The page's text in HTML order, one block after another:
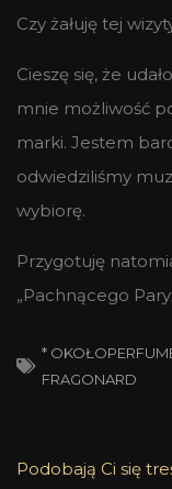
Czy żałuję tej
Cieszę się, że
mnie możliwość
marki. Jestem
odwiedziliśmy
wybiorę.
Przygotuję
„Pachnącego
*
FRAGONARD
Podobają Ci się